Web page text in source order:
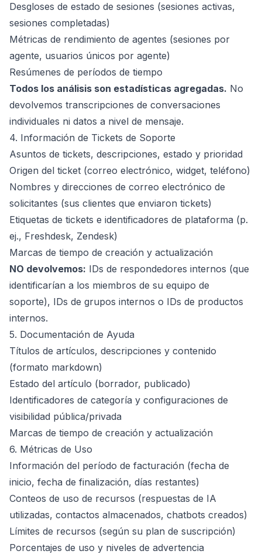
Desgloses de estado de sesiones (sesiones activas,
sesiones completadas)
Métricas de rendimiento de agentes (sesiones por
agente, usuarios únicos por agente)
Resúmenes de períodos de tiempo
Todos los análisis son estadísticas agregadas. No
devolvemos transcripciones de conversaciones
individuales ni datos a nivel de mensaje.
4. Información de Tickets de Soporte
Asuntos de tickets, descripciones, estado y prioridad
Origen del ticket (correo electrónico, widget, teléfono)
Nombres y direcciones de correo electrónico de
solicitantes (sus clientes que enviaron tickets)
Etiquetas de tickets e identificadores de plataforma (p.
ej., Freshdesk, Zendesk)
Marcas de tiempo de creación y actualización
NO devolvemos: IDs de respondedores internos (que
identificarían a los miembros de su equipo de
soporte), IDs de grupos internos o IDs de productos
internos.
5. Documentación de Ayuda
Títulos de artículos, descripciones y contenido
(formato markdown)
Estado del artículo (borrador, publicado)
Identificadores de categoría y configuraciones de
visibilidad pública/privada
Marcas de tiempo de creación y actualización
6. Métricas de Uso
Información del período de facturación (fecha de
inicio, fecha de finalización, días restantes)
Conteos de uso de recursos (respuestas de IA
utilizadas, contactos almacenados, chatbots creados)
Límites de recursos (según su plan de suscripción)
Porcentajes de uso y niveles de advertencia